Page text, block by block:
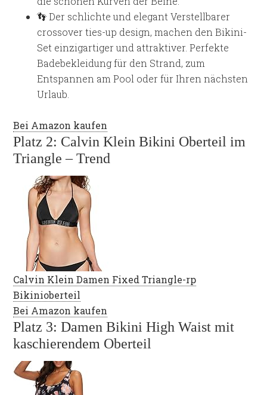
👣 Der schlichte und elegant Verstellbarer
crossover ties-up design, machen den Bikini-
Set einzigartiger und attraktiver. Perfekte
Badebekleidung für den Strand, zum
Entspannen am Pool oder für Ihren nächsten
Urlaub.
Bei Amazon kaufen
Platz 2: Calvin Klein Bikini Oberteil im
Triangle – Trend
Calvin Klein Damen Fixed Triangle-rp
Bikinioberteil
Bei Amazon kaufen
Platz 3: Damen Bikini High Waist mit
kaschierendem Oberteil